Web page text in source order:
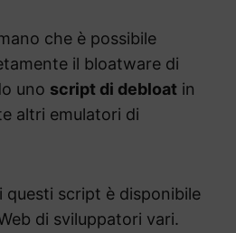
che è possibile
il bloatware di
uno script di debloat in
altri emulatori di
questi script è disponibile
di sviluppatori vari.